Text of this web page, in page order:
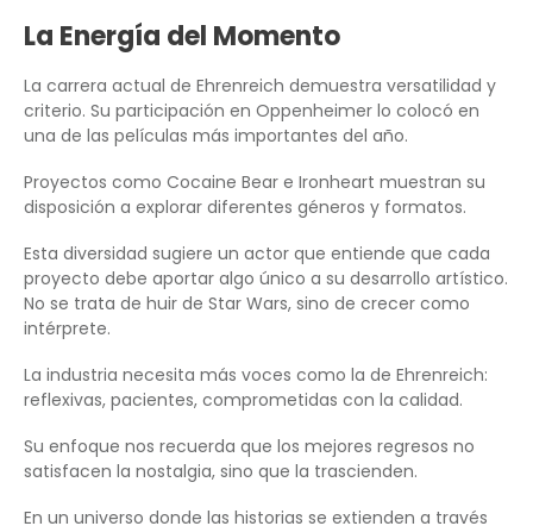
La Energía del Momento
La carrera actual de Ehrenreich demuestra versatilidad y
criterio. Su participación en Oppenheimer lo colocó en
una de las películas más importantes del año.
Proyectos como Cocaine Bear e Ironheart muestran su
disposición a explorar diferentes géneros y formatos.
Esta diversidad sugiere un actor que entiende que cada
proyecto debe aportar algo único a su desarrollo artístico.
No se trata de huir de Star Wars, sino de crecer como
intérprete.
La industria necesita más voces como la de Ehrenreich:
reflexivas, pacientes, comprometidas con la calidad.
Su enfoque nos recuerda que los mejores regresos no
satisfacen la nostalgia, sino que la trascienden.
En un universo donde las historias se extienden a través